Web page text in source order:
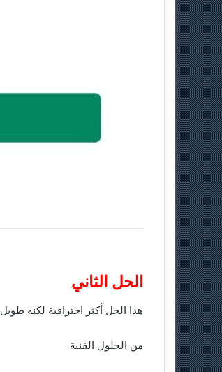
الحل الثاني
هذا الحل أكثر احترافية لكنه طويل
من الحلول الفنية